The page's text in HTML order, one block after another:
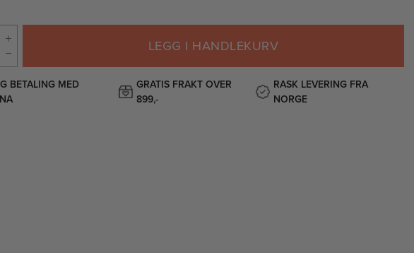
LEGG I HANDLEKURV
BETALING MED
GRATIS FRAKT OVER
899,-
RASK LEVERING FRA
NORGE